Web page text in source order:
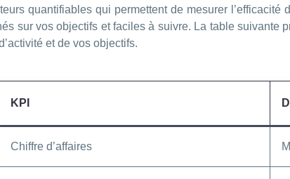
quantifiables qui permettent de mesurer
sur vos objectifs et faciles à suivre. La table
et de vos objectifs.
KPI
Chiffre d’affaires